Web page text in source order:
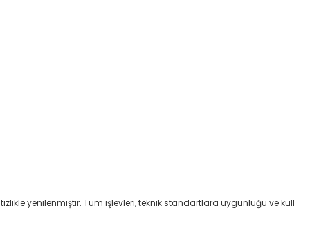
yenilenmiştir. Tüm işlevleri, teknik standartlara uygunluğu ve kull